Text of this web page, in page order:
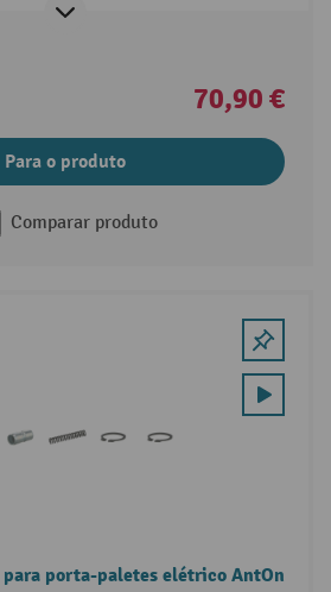
70,90 €
Para o produto
Comparar produto
porta-paletes elétrico AntOn